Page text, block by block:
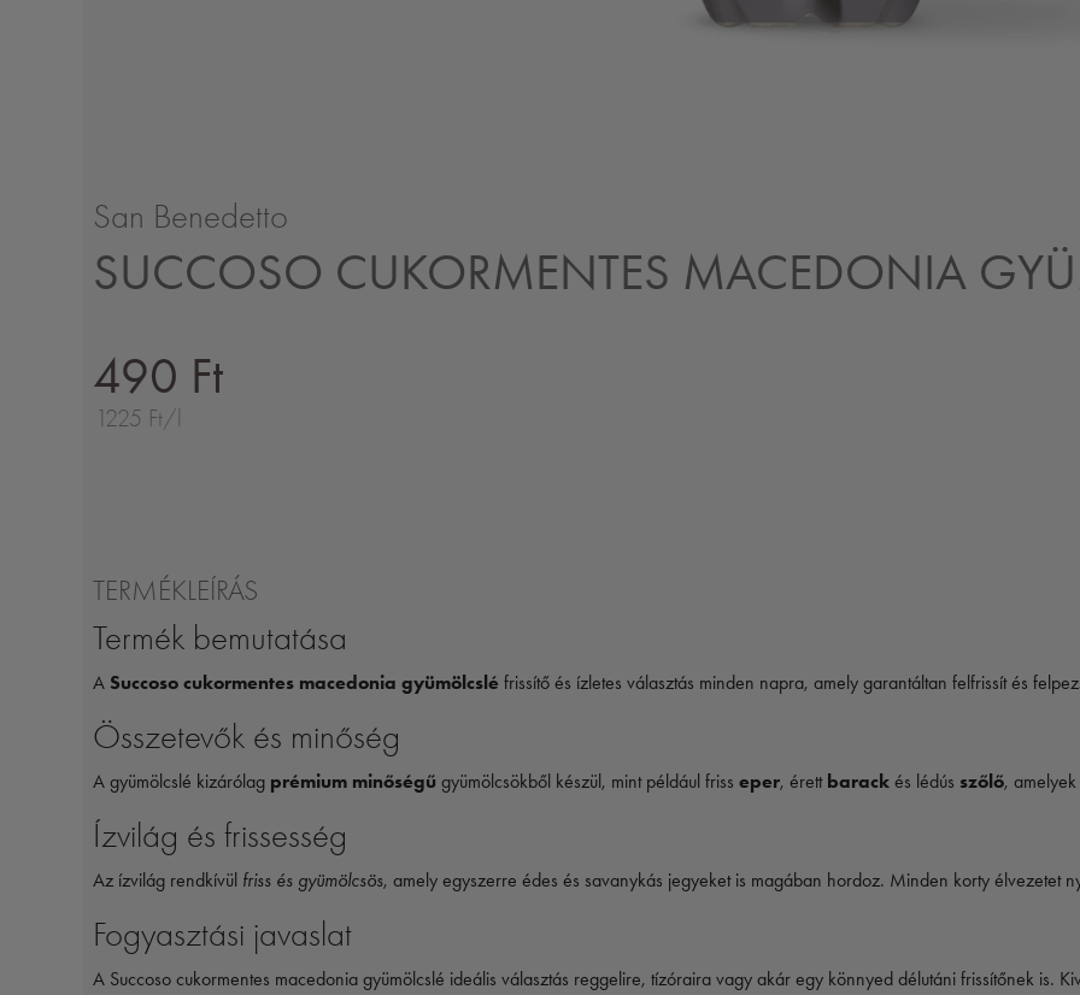
San Benedetto
SUCCOSO CUKORMENTES MACEDONIA
490 Ft
1225 Ft/l
TERMÉKLEÍRÁS
Termék bemutatása
A Succoso cukormentes macedonia gyümölcslé frissítő és ízletes választás minden napra, amely garantáltan felfrissít és
Összetevők és minőség
A gyümölcslé kizárólag prémium minőségű gyümölcsökből készül, mint például friss eper, érett barack és lédús szőlő,
Ízvilág és frissesség
Az ízvilág rendkívül friss és gyümölcsös, amely egyszerre édes és savanykás jegyeket is magában hordoz. Minden korty élvezetet
Fogyasztási javaslat
A Succoso cukormentes macedonia gyümölcslé ideális választás reggelire, tízóraira vagy akár egy könnyed délutáni frissítőnek is.